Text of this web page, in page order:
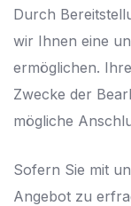
Durch
wir Ihnen eine
ermöglichen.
Zwecke der
mögliche
Sofern Sie mit
Angebot zu